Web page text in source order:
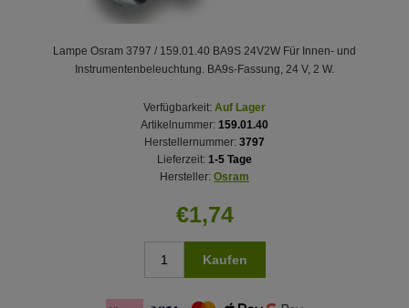
Lampe Osram 3797 / 159.01.40 BA9S 24V2W Für Innen- und
Instrumentenbeleuchtung. BA9s-Fassung, 24 V, 2 W.
Verfügbarkeit: Auf Lager
Artikelnummer: 159.01.40
Herstellernummer: 3797
Lieferzeit: 1-5 Tage
Hersteller: Osram
€1,74
Kaufen